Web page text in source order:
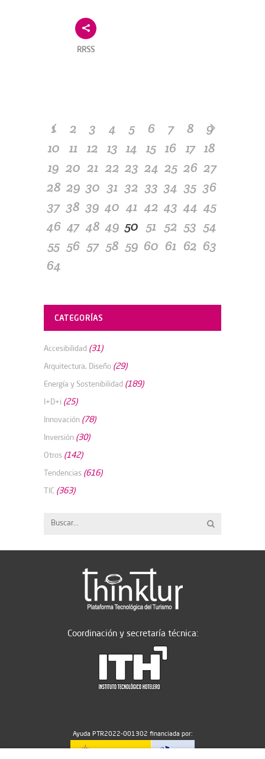
RRSS
1 2 3 4 5 6 7 8
9
10 11 12 13 14 15 16 17 18
19 20 21 22 23 24 25 26 27
28 29 30 31 32 33 34 35 36
37 38 39 40 41 42 43 44 45
46 47 48 49 50 51 52 53 54
55 56 57 58 59 60 61 62 63
64
CATEGORÍAS
Accesibilidad (31)
Arquitectura, Diseño (29)
Energía y Sostenibilidad (189)
I+D+i (25)
Innovación (78)
Inversión (30)
Otros (142)
Tendencias (616)
TIC (363)
Coordinación y secretaría técnica:
Ayuda PTR2022-001302 financiada por: